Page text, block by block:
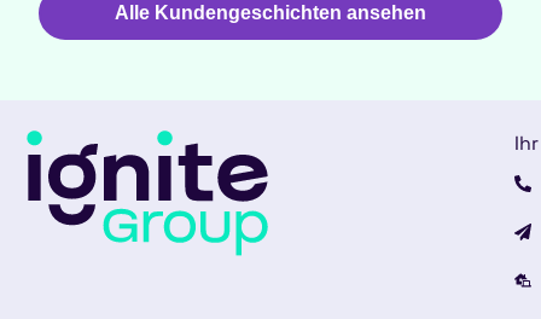
Alle Kundengeschichten ansehen